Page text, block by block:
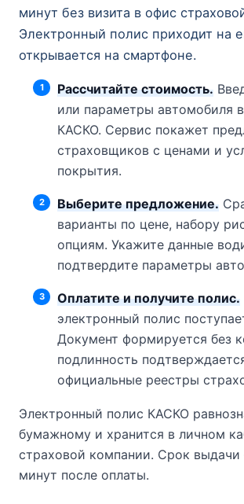
минут без визита в офис
Электронный полис приходит на
открывается на смартфоне.
Рассчитайте стоимость.
или параметры автомобиля
КАСКО. Сервис покажет
страховщиков с ценами и
покрытия.
Выберите предложение.
варианты по цене, набору
опциям. Укажите данные
подтвердите параметры
Оплатите и получите полис.
электронный полис
Документ формируется без
подлинность
официальные реестры
Электронный полис КАСКО
бумажному и хранится в личном
страховой компании. Срок
минут после оплаты.